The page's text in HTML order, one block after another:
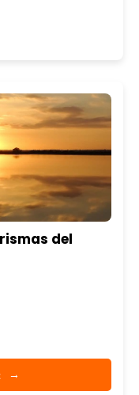
del
→